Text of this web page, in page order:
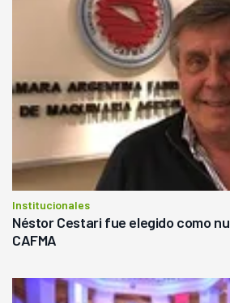
Institucionales
Néstor Cestari fue elegido como
CAFMA